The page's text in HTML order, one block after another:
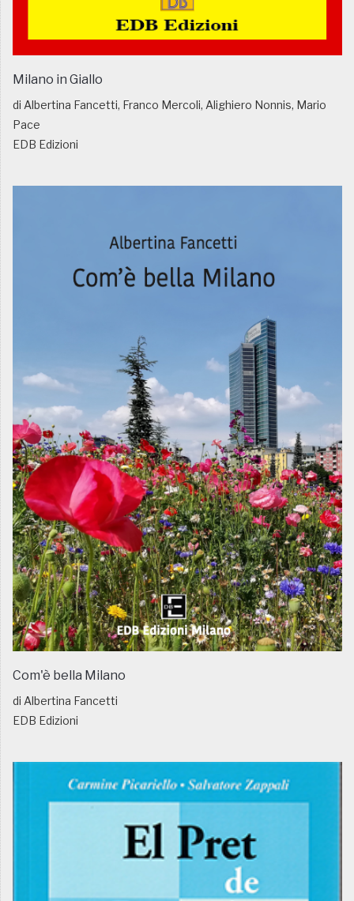
Milano in Giallo
di Albertina Fancetti, Franco Mercoli, Alighiero Nonnis, Mario
Pace
EDB Edizioni
Com'è bella Milano
di Albertina Fancetti
EDB Edizioni